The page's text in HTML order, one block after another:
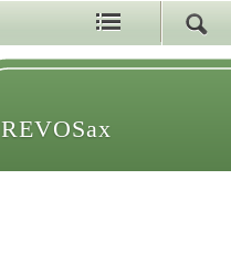
REVOSax